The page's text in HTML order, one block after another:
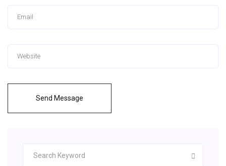
Send Message